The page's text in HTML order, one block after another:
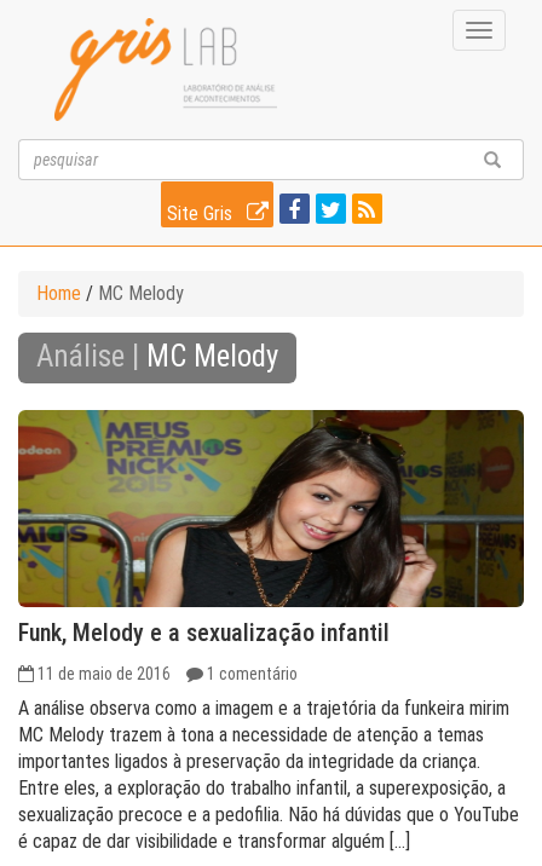
Toggle
Site Gris
Home / MC Melody
Análise | MC Melody
Funk, Melody e a sexualização infantil
11 de maio de 2016 1 comentário
A análise observa como a imagem e a trajetória da funkeira mirim
MC Melody trazem à tona a necessidade de atenção a temas
importantes ligados à preservação da integridade da criança.
Entre eles, a exploração do trabalho infantil, a superexposição, a
sexualização precoce e a pedofilia. Não há dúvidas que o YouTube
é capaz de dar visibilidade e transformar alguém […]